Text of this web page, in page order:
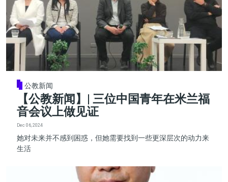
公教新闻
【公教新闻】| 三位中国青年在米兰福
音会议上做见证
Dec 06, 2024
她对未来并不感到困惑，但她需要找到一些更深层次的动力来
生活